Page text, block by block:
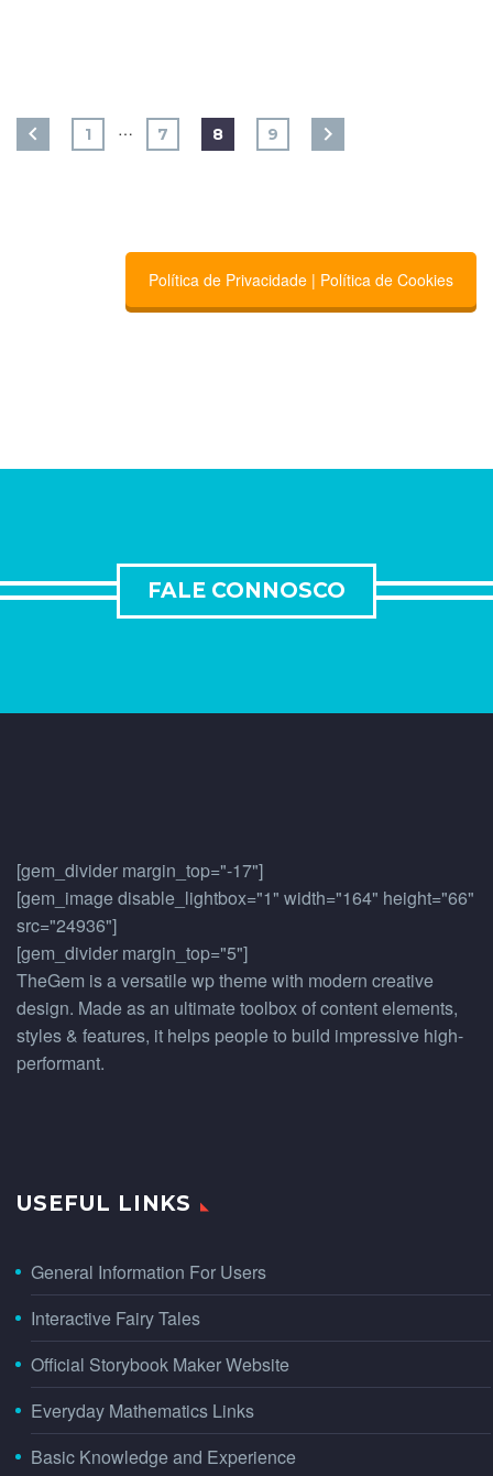
1 … 7 8 9
Política de Privacidade | Política de Cookies
FALE CONNOSCO
[gem_divider margin_top="-17"]
[gem_image disable_lightbox="1" width="164" height="66"
src="24936"]
[gem_divider margin_top="5"]
TheGem is a versatile wp theme with modern creative
design. Made as an ultimate toolbox of content elements,
styles & features, it helps people to build impressive high-
performant.
USEFUL LINKS
General Information For Users
Interactive Fairy Tales
Official Storybook Maker Website
Everyday Mathematics Links
Basic Knowledge and Experience